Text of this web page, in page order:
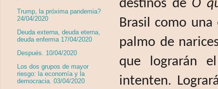
destinos de O
Brasil como
palmo de
que lograrán
intenten.
Trump, la próxima pandemia?
24/04/2020
Deuda externa, deuda eterna,
deuda enferma 17/04/2020
Después. 10/04/2020
Los dos grupos de mayor
riesgo: la economía y la
democracia. 03/04/2020